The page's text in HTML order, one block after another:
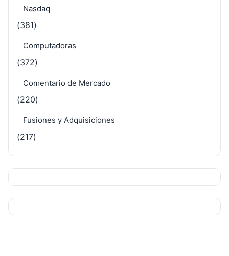
Nasdaq
(381)
Computadoras
(372)
Comentario de Mercado
(220)
Fusiones y Adquisiciones
(217)